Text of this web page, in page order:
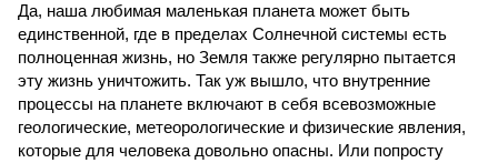
Да, наша любимая маленькая планета может быть
единственной, где в пределах Солнечной системы есть
полноценная жизнь, но Земля также регулярно пытается
эту жизнь уничтожить. Так уж вышло, что внутренние
процессы на планете включают в себя всевозможные
геологические, метеорологические и физические явления,
которые для человека довольно опасны. Или попросту